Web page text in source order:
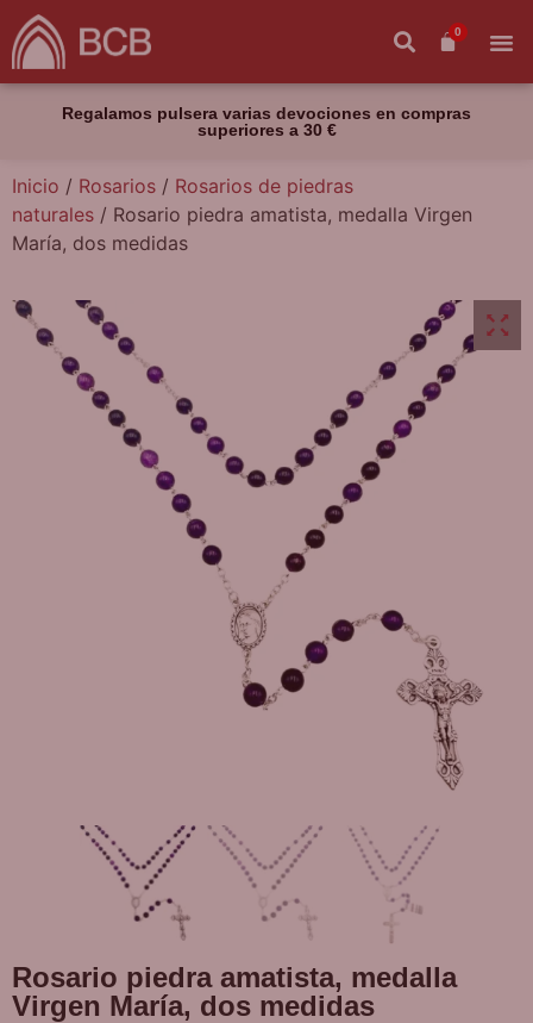
0
Regalamos pulsera varias devociones en compras
superiores a 30 €
Inicio / Rosarios / Rosarios de piedras
naturales / Rosario piedra amatista, medalla Virgen
María, dos medidas
Rosario piedra amatista, medalla
Virgen María, dos medidas